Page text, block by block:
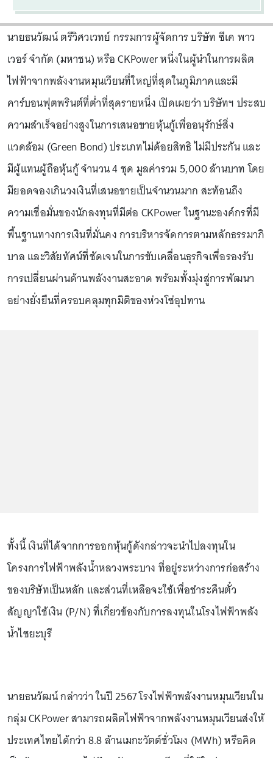
นายธนวัฒน์ ตรีวิศวเวทย์ กรรมการผู้จัดการ บริษัท ซีเค พาว
เวอร์ จำกัด (มหาชน) หรือ CKPower หนึ่งในผู้นำในการผลิต
ไฟฟ้าจากพลังงานหมุนเวียนที่ใหญ่ที่สุดในภูมิภาคและมี
คาร์บอนฟุตพรินต์ที่ต่ำที่สุดรายหนึ่ง เปิดเผยว่า บริษัทฯ ประสบ
ความสำเร็จอย่างสูงในการเสนอขายหุ้นกู้เพื่ออนุรักษ์สิ่ง
แวดล้อม (Green Bond) ประเภทไม่ด้อยสิทธิ ไม่มีประกัน และ
มีผู้แทนผู้ถือหุ้นกู้ จำนวน 4 ชุด มูลค่ารวม 5,000 ล้านบาท โดย
มียอดจองเกินวงเงินที่เสนอขายเป็นจำนวนมาก สะท้อนถึง
ความเชื่อมั่นของนักลงทุนที่มีต่อ CKPower ในฐานะองค์กรที่มี
พื้นฐานทางการเงินที่มั่นคง การบริหารจัดการตามหลักธรรมาภิ
บาล และวิสัยทัศน์ที่ชัดเจนในการขับเคลื่อนธุรกิจเพื่อรองรับ
การเปลี่ยนผ่านด้านพลังงานสะอาด พร้อมทั้งมุ่งสู่การพัฒนา
อย่างยั่งยืนที่ครอบคลุมทุกมิติของห่วงโซ่อุปทาน
ทั้งนี้ เงินที่ได้จากการออกหุ้นกู้ดังกล่าวจะนำไปลงทุนใน
โครงการไฟฟ้าพลังน้ำหลวงพระบาง ที่อยู่ระหว่างการก่อสร้าง
ของบริษัทเป็นหลัก และส่วนที่เหลือจะใช้เพื่อชำระคืนตั๋ว
สัญญาใช้เงิน (P/N) ที่เกี่ยวข้องกับการลงทุนในโรงไฟฟ้าพลัง
น้ำไซยะบุรี
นายธนวัฒน์ กล่าวว่า ในปี 2567 โรงไฟฟ้าพลังงานหมุนเวียนใน
กลุ่ม CKPower สามารถผลิตไฟฟ้าจากพลังงานหมุนเวียนส่งให้
ประเทศไทยได้กว่า 8.8 ล้านเมกะวัตต์ชั่วโมง (MWh) หรือคิด